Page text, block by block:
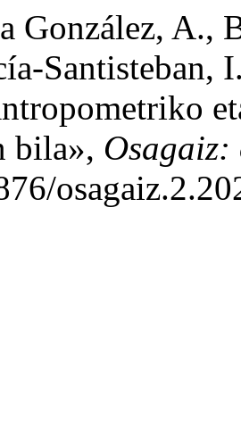
González, A.,
Santisteban,
bila»,